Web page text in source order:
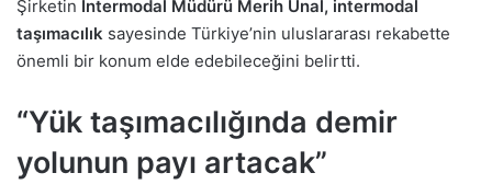
Şirketin Intermodal Müdürü Merih Ünal, intermodal
taşımacılık sayesinde Türkiye’nin uluslararası rekabette
önemli bir konum elde edebileceğini belirtti.
“Yük taşımacılığında demir
yolunun payı artacak”